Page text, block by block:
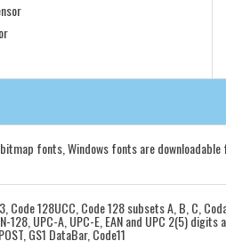
fonts, Windows fonts are
Code 128UCC, Code 128 subsets A, B, C,
128, UPC-A, UPC-E, EAN and UPC 2(5) digits
GS1 DataBar, Code11